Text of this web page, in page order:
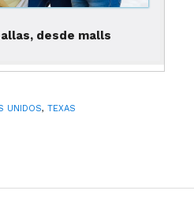
desde malls
UNIDOS, TEXAS